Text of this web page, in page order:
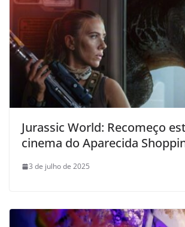
Jurassic World: Recomeço
cinema do Aparecida
3 de julho de 2025